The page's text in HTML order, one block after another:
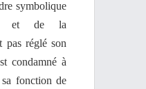
symbolique
et de la
pas réglé son
condamné à
sa fonction de